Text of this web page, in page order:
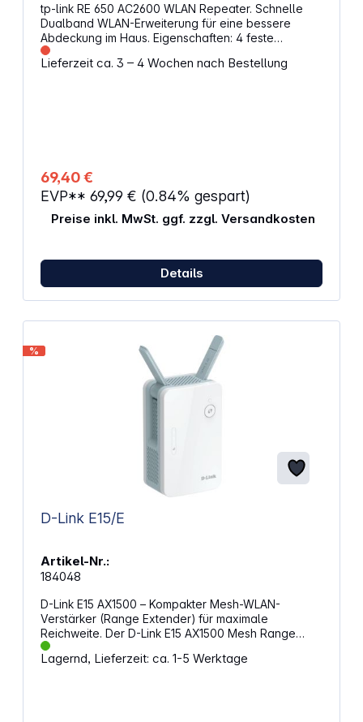
tp-link RE 650 AC2600 WLAN Repeater. Schnelle
Dualband WLAN-Erweiterung für eine bessere
Abdeckung im Haus. Eigenschaften: 4 feste
Antennen Dualband Wi-Fi: 800 Mbps auf 2,4 GHz +
1733 Mbps auf 5 GHz 4x4 Mu-MIMO: Gleichzeitige
eine optimale Wi-Fi Abdeckung AP-Modus Zugriff
und Verwaltung über tp-link Tether App (iOS und
Android kompatibel)
Lieferzeit ca. 3 – 4 Wochen nach Bestellung
69,40 €
EVP** 69,99 € (0.84% gespart)
Preise inkl. MwSt. ggf. zzgl. Versandkosten
Details
%
D-Link E15/E
Artikel-Nr.:
184048
D-Link E15 AX1500 – Kompakter Mesh-WLAN-
Verstärker (Range Extender) für maximale
Reichweite. Der D-Link E15 AX1500 Mesh Range
Extender ist ein leistungsstarker WLAN-Verstärker
mit Wi-Fi 6-Technologie, der für moderne Smart
Lagernd, Lieferzeit: ca. 1-5 Werktage